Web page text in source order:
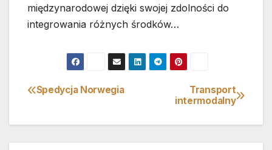
międzynarodowej dzięki swojej zdolności do
integrowania różnych środków…
Nawigacja
wpisu
Transport
intermodalny
Spedycja Norwegia